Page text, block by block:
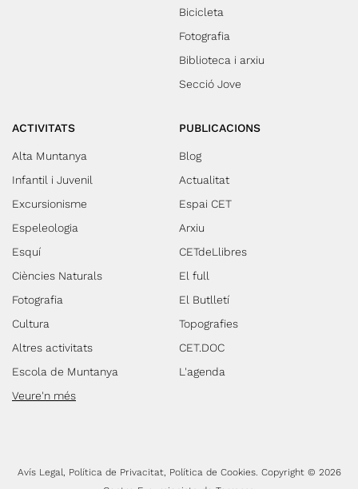
Bicicleta
Fotografia
Biblioteca i arxiu
Secció Jove
ACTIVITATS
Alta Muntanya
Infantil i Juvenil
Excursionisme
Espeleologia
Esquí
Ciències Naturals
Fotografia
Cultura
Altres activitats
Escola de Muntanya
Veure'n més
PUBLICACIONS
Blog
Actualitat
Espai CET
Arxiu
CETdeLlibres
El full
El Butlletí
Topografies
CET.DOC
L'agenda
Avís Legal Política de Privacitat Política de Cookies Copyright © 2026